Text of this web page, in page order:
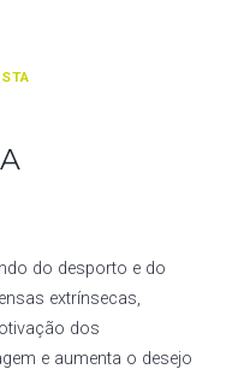
do desporto e do
extrínsecas,
dos
e aumenta o desejo